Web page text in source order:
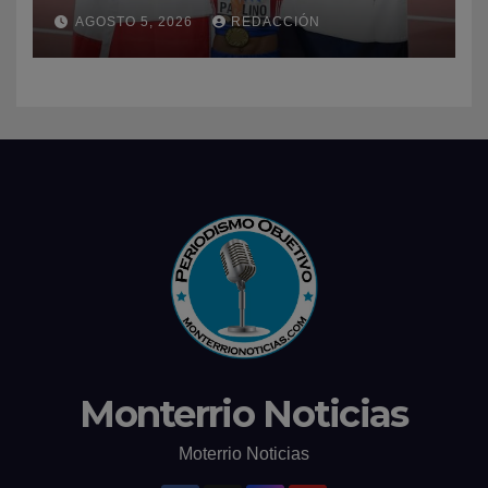
dominio en el atletismo
AGOSTO 5, 2026 REDACCIÓN
Monterrio Noticias
Moterrio Noticias